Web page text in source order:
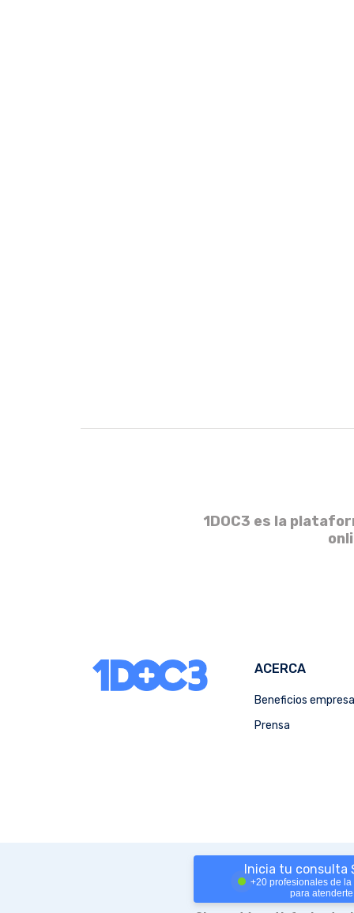
1DOC3 es la
Inicia tu consulta
+20 profesionales de
para
ACERCA
Beneficios
Prensa